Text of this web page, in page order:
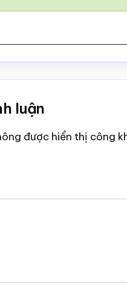
luận
được hiển thị công